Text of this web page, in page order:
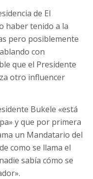
de El
haber tenido a la
pero posiblemente
con
que el Presidente
otro influencer
Bukele «está
y que por primera
un Mandatario del
como se llama el
sabía cómo se